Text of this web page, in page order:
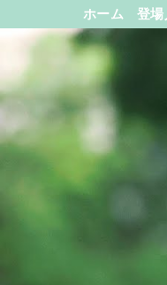
ホーム 登場